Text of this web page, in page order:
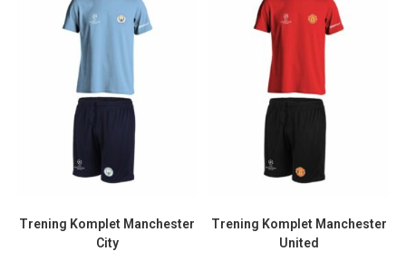
Trening Komplet Manchester
City
Trening Komplet Manchester
United